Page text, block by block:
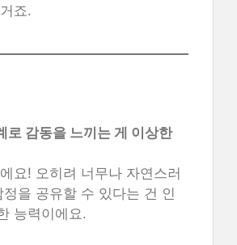
죠.
로 감동을 느끼는 게 이상한
요! 오히려 너무나 자연스러
을 공유할 수 있다는 건 인
능력이에요.